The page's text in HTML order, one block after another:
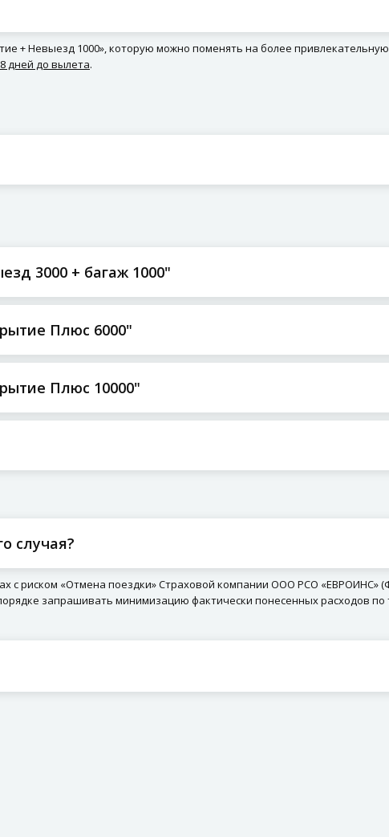
+ Невыезд 1000», которую можно поменять на более
дней до вылета.
3000 + багаж 1000"
Плюс 6000"
Плюс 10000"
случая?
с риском «Отмена поездки» Страховой компании ООО РСО
запрашивать минимизацию фактически понесенных расходов по